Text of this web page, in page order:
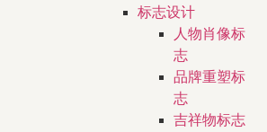
标志设计
人物肖像标
志
品牌重塑标
志
吉祥物标志